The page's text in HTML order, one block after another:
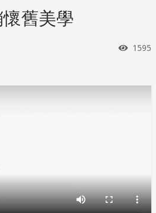
舊美學
瀏覽
1595